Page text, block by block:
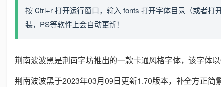
按 Ctrl+r 打开运行窗口，输入 fonts 打开字体目录（或者
装，PS等软件上会自动更新！
荆南波波黑是荆南字坊推出的一款卡通风格字体，该字体
荆南波波黑于2023年03月09日更新1.70版本，补全方正